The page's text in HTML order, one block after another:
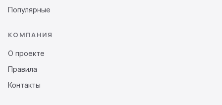
Популярные
КОМПАНИЯ
О проекте
Правила
Контакты